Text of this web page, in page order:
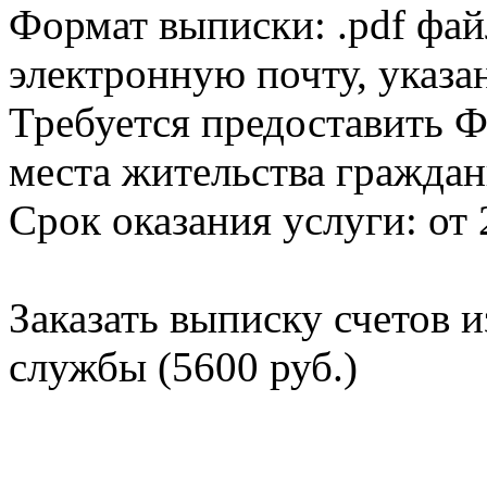
Формат выписки: .pdf
электронную почту,
Требуется
места жительства
Срок оказания услуги: от
Заказать выписку счетов
службы (5600 руб.)